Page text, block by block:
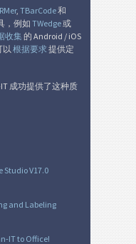
, TBarCode和
，例如TWedge或
收集的 Android / iOS
根据要求 提供定
成功提供了这种质
Studio V17.0
and Labeling
IT to Office!